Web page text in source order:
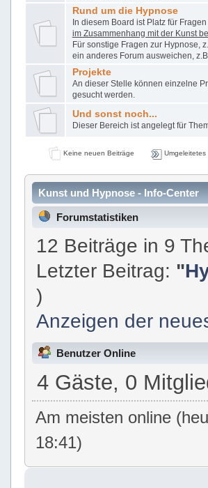
Rund um die Hypnose
In diesem Board ist Platz für
im Zusammenhang mit der Kunst
Für sonstige Fragen zur Hypnose,
ein anderes Forum ausweichen,
Projekte
An dieser Stelle können einzelne
gesucht werden.
Und sonst noch...
Dieser Bereich ist angelegt für
Keine neuen Beiträge Umgeleitetes
Kunst und Hypnose - Info-Center
Forumstatistiken
12 Beiträge in 9
Letzter Beitrag: "
)
Anzeigen der
Benutzer Online
4 Gäste, 0
Am meisten online
18:41)